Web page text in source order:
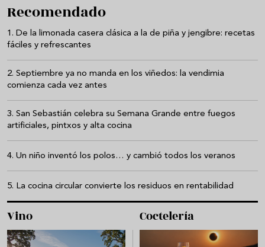
Recomendado
De la limonada casera clásica a la de piña y jengibre: recetas
fáciles y refrescantes
Septiembre ya no manda en los viñedos: la vendimia
comienza cada vez antes
San Sebastián celebra su Semana Grande entre fuegos
artificiales, pintxos y alta cocina
Un niño inventó los polos… y cambió todos los veranos
La cocina circular convierte los residuos en rentabilidad
Vino Coctelería